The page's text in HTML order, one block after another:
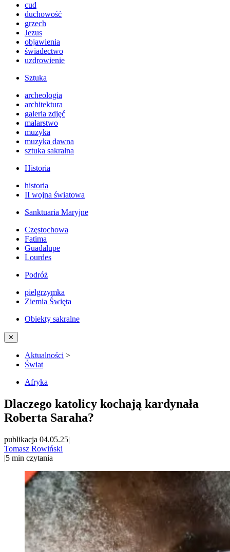
cud
duchowość
grzech
Jezus
objawienia
świadectwo
uzdrowienie
Sztuka
archeologia
architektura
galeria zdjęć
malarstwo
muzyka
muzyka dawna
sztuka sakralna
Historia
historia
II wojna światowa
Sanktuaria Maryjne
Częstochowa
Fatima
Guadalupe
Lourdes
Podróż
pielgrzymka
Ziemia Święta
Obiekty sakralne
✕
Aktualności >
Świat
Afryka
Dlaczego katolicy kochają kardynała
Roberta Saraha?
publikacja 04.05.25|
Tomasz Rowiński
|5 min czytania